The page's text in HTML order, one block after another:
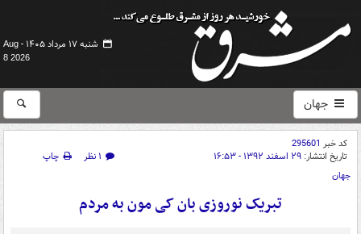
شنبه ۱۷ مرداد ۱۴۰۵ -
Aug
8 2026
جهان
کد خبر 295601
تاریخ انتشار: ۲۹ اسفند ۱۳۹۲ - ۱۶:۵۳ ۱ نظر
چاپ
جهان
تبریک نوروزی بان کی مون به مردم